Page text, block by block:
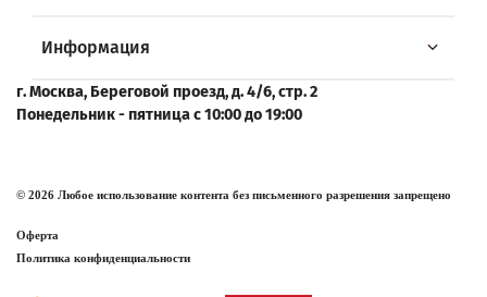
Информация
г. Москва, Береговой проезд, д. 4/6, стр. 2
Понедельник - пятница с 10:00 до 19:00
© 2026 Любое использование контента без письменного разрешения запрещено
Оферта
Политика конфиденциальности